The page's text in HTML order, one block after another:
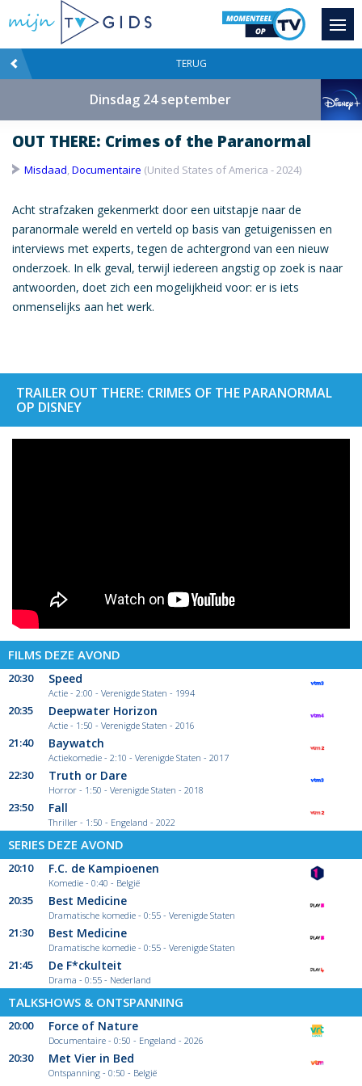
TERUG
Dinsdag 24 september
OUT THERE: Crimes of the Paranormal
Misdaad,Documentaire (United States of America - 2024)
Acht strafzaken gekenmerkt door een uitstapje naar de
paranormale wereld en verteld op basis van getuigenissen en
interviews met experts, tegen de achtergrond van een nieuw
onderzoek. In elk geval, terwijl iedereen angstig op zoek is naar
antwoorden, doet zich een mogelijkheid voor: er is iets
onmenselijks aan het werk.
TRAILER OUT THERE: CRIMES OF THE PARANORMAL
OP DISNEY
FILMS DEZE AVOND
20:30 Speed
Actie - 2:00 - Verenigde Staten - 1994
20:35 Deepwater Horizon
Actie - 1:50 - Verenigde Staten - 2016
21:40 Baywatch
Actiekomedie - 2:10 - Verenigde Staten - 2017
22:30 Truth or Dare
Horror - 1:50 - Verenigde Staten - 2018
23:50 Fall
Thriller - 1:50 - Engeland - 2022
SERIES DEZE AVOND
20:10 F.C. de Kampioenen
Komedie - 0:40 - België
20:35 Best Medicine
Dramatische komedie - 0:55 - Verenigde Staten
21:30 Best Medicine
Dramatische komedie - 0:55 - Verenigde Staten
21:45 De F*ckulteit
Drama - 0:55 - Nederland
TALKSHOWS & ONTSPANNING
20:00 Force of Nature
Documentaire - 0:50 - Engeland - 2026
20:30 Met Vier in Bed
Ontspanning - 0:50 - België